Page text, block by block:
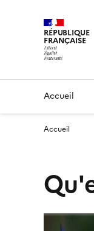
RÉPUBLIQUE
FRANÇAISE
Accueil
Accueil